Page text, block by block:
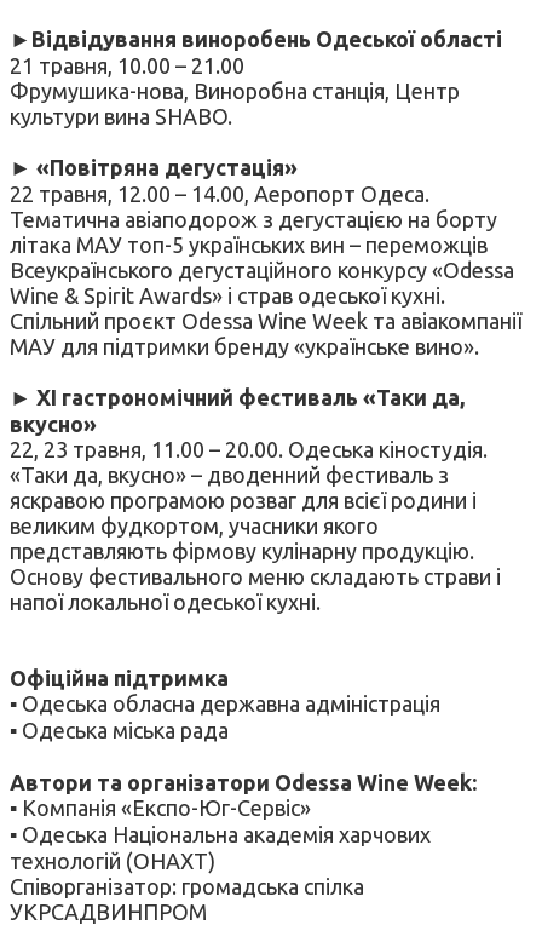
►Відвідування виноробень Одеської області
21 травня, 10.00 – 21.00
Фрумушика-нова, Виноробна станція, Центр
культури вина SHABO.
► «Повітряна дегустація»
22 травня, 12.00 – 14.00, Аеропорт Одеса.
Тематична авіаподорож з дегустацією на борту
літака МАУ топ-5 українських вин – переможців
Всеукраїнського дегустаційного конкурсу «Odessa
Wine & Spirit Awards» і страв одеської кухні.
Спільний проєкт Odessa Wine Week та авіакомпанії
МАУ для підтримки бренду «українське вино».
► XI гастрономічний фестиваль «Таки да,
вкусно»
22, 23 травня, 11.00 – 20.00. Одеська кіностудія.
«Таки да, вкусно» – дводенний фестиваль з
яскравою програмою розваг для всієї родини і
великим фудкортом, учасники якого
представляють фірмову кулінарну продукцію.
Основу фестивального меню складають страви і
напої локальної одеської кухні.
Офіційна підтримка
▪ Одеська обласна державна адміністрація
▪ Одеська міська рада
Автори та організатори Odessa Wine Week:
▪ Компанія «Експо-Юг-Сервіс»
▪ Одеська Національна академія харчових
технологій (ОНАХТ)
Співорганізатор: громадська спілка
УКРСАДВИНПРОМ